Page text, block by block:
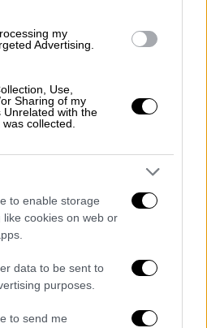
my
Advertising.
Use,
Sharing of my
Unrelated with the
collected.
to enable storage
cookies on web or
data to be sent to
purposes.
to send me
ζέστη, είναι
και είναι δύσκολο να
τις κατηγορούμενες
Guardian, η ελληνική
το υπερασπιστικό
ως τώρα καταγραφεί,
ευθέως την
". Εν τούτοις, ο
υπουργοί του μετά τις
και την υγεία
έλεγαν ότι την
αλλαγή.